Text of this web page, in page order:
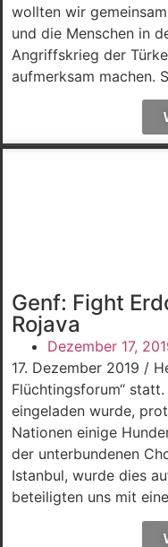
wollten wir
und die Menschen in
Angriffskrieg der
aufmerksam machen.
Genf: Fight
Rojava
Dezember 17,
17. Dezember 2019 /
Flüchtingsforum“
eingeladen wurde,
Nationen einige
der unterbundenen
Istanbul, wurde dies
beteiligten uns mit